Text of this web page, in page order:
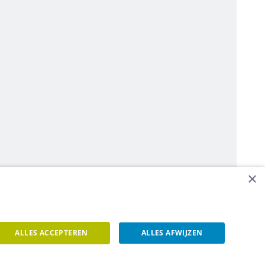
contact op.
×
ALLES ACCEPTEREN ALLES AFWIJZEN